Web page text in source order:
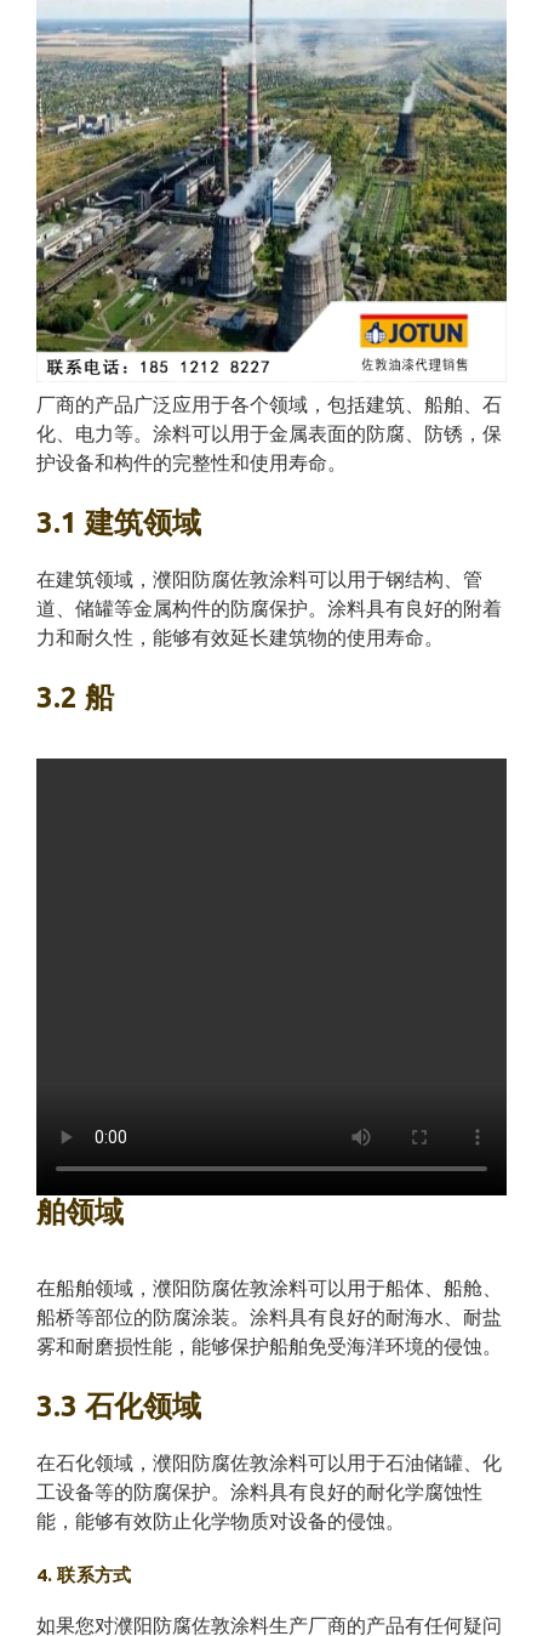
厂商的产品广泛应用于各个领域，包括建筑、船舶、石
化、电力等。涂料可以用于金属表面的防腐、防锈，保
护设备和构件的完整性和使用寿命。
3.1 建筑领域
在建筑领域，濮阳防腐佐敦涂料可以用于钢结构、管
道、储罐等金属构件的防腐保护。涂料具有良好的附着
力和耐久性，能够有效延长建筑物的使用寿命。
3.2 船
舶领域
在船舶领域，濮阳防腐佐敦涂料可以用于船体、船舱、
船桥等部位的防腐涂装。涂料具有良好的耐海水、耐盐
雾和耐磨损性能，能够保护船舶免受海洋环境的侵蚀。
3.3 石化领域
在石化领域，濮阳防腐佐敦涂料可以用于石油储罐、化
工设备等的防腐保护。涂料具有良好的耐化学腐蚀性
能，能够有效防止化学物质对设备的侵蚀。
4. 联系方式
如果您对濮阳防腐佐敦涂料生产厂商的产品有任何疑问